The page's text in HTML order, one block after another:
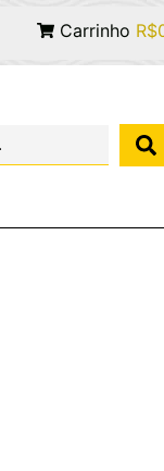
Carrinho